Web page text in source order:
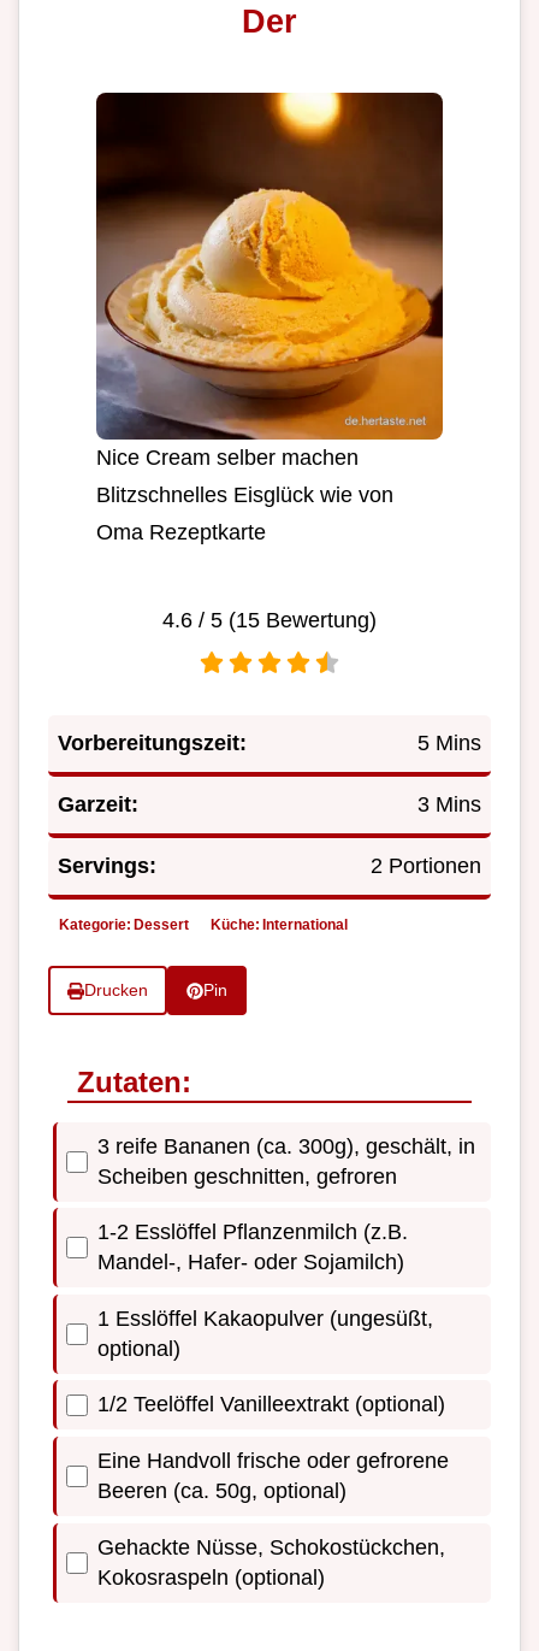
Der
Nice Cream selber machen
Blitzschnelles Eisglück wie von
Oma Rezeptkarte
4.6 / 5 (15 Bewertung)
Vorbereitungszeit: 5 Mins
Garzeit: 3 Mins
Servings: 2 Portionen
Kategorie: Dessert Küche: International
Drucken Pin
Zutaten:
3 reife Bananen (ca. 300g), geschält, in
Scheiben geschnitten, gefroren
1-2 Esslöffel Pflanzenmilch (z.B.
Mandel-, Hafer- oder Sojamilch)
1 Esslöffel Kakaopulver (ungesüßt,
optional)
1/2 Teelöffel Vanilleextrakt (optional)
Eine Handvoll frische oder gefrorene
Beeren (ca. 50g, optional)
Gehackte Nüsse, Schokostückchen,
Kokosraspeln (optional)